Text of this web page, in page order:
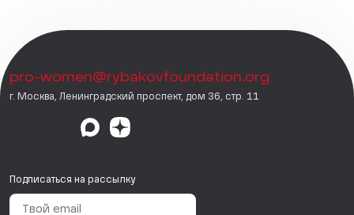
pro-women@rybakovfoundation.org
г. Москва, Ленинградский проспект, дом 36, стр. 11
Подписаться на рассылку